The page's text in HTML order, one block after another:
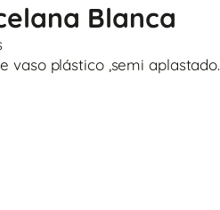
Blanca
vaso plástico ,semi aplastado.